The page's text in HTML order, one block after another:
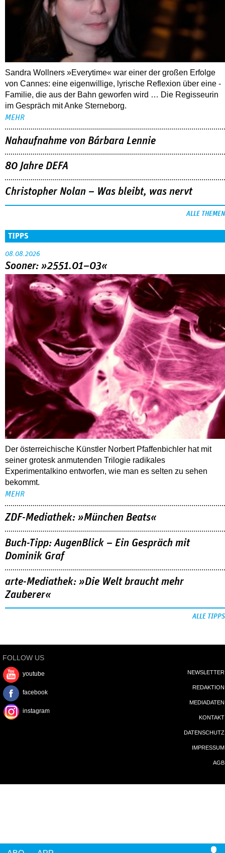
Sandra Wollners »Everytime« war einer der großen Erfolge
von Cannes: eine eigenwillige, lyrische Reflexion über eine ­
Familie, die aus der Bahn geworfen wird … Die Regisseurin
im Gespräch mit Anke Sterneborg.
MEHR
Nahaufnahme von Bárbara Lennie
80 Jahre DEFA
Christopher Nolan – Was bleibt, was nervt
ALLE THEMEN
TIPPS
08.08.2026
Sooner: »2551.01–03«
Der österreichische Künstler Norbert Pfaffenbichler hat mit
seiner grotesk anmutenden Trilogie radikales
Experimentalkino entworfen, wie man es selten zu sehen
bekommt.
MEHR
ZDF-Mediathek: »München Beats«
Buch-Tipp: AugenBlick – Ein Gespräch mit
Dominik Graf
arte-Mediathek: »Die Welt braucht mehr
Zauberer«
ALLE TIPPS
FOLLOW US
youtube
facebook
instagram
NEWSLETTER
REDAKTION
MEDIADATEN
KONTAKT
DATENSCHUTZ
IMPRESSUM
AGB